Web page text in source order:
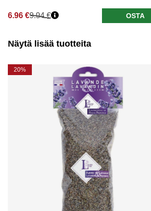
6.96 €9.94 € OSTA
Näytä lisää tuotteita
20%